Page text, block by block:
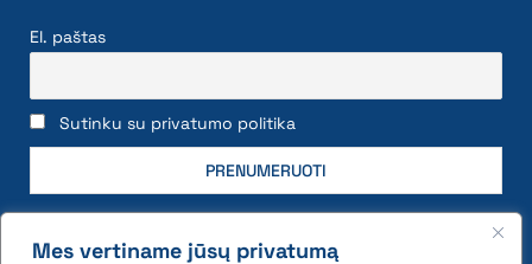
Mes vertiname jūsų privatumą
El. paštas
Sutinku su privatumo politika